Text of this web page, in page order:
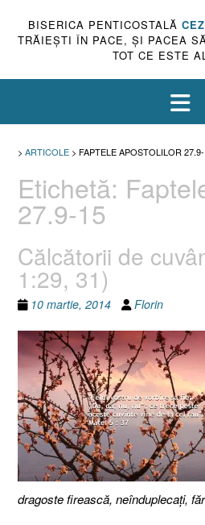
BISERICA PENTICOSTALĂ
TRĂIEŞTI ÎN PACE, ŞI PACEA
TOT CE ESTE
> ARTICOLE > FAPTELE APOSTOLILOR
Etichetă:
27.9-15
Călcătorii de
1:29, 31)
10 martie, 2014 Florin
dragoste firească, neînduplecaţi,